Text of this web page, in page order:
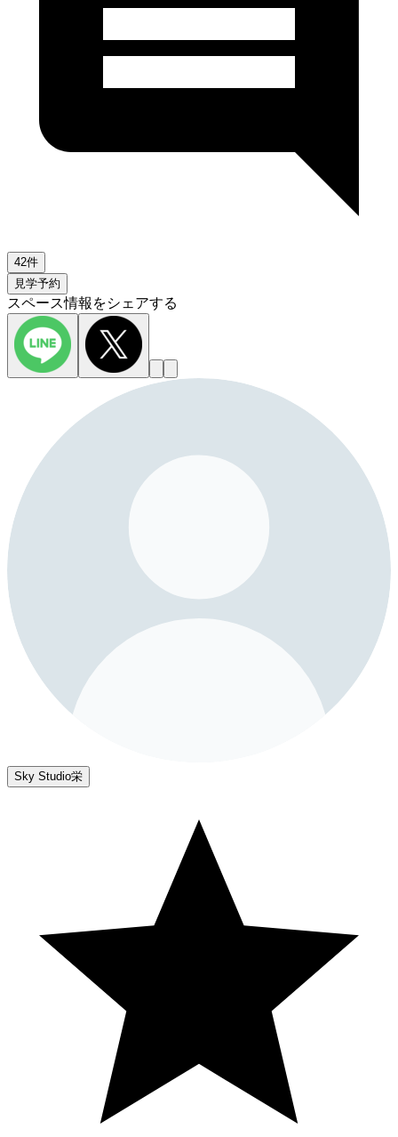
42件
見学予約
スペース情報をシェアする
Sky Studio栄